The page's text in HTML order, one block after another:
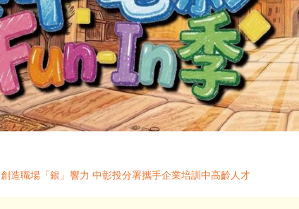
創造職場「銀」響力 中彰投分署攜手企業培訓中高齡人才